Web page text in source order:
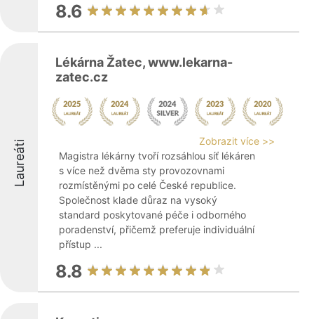
8.6
Laureáti
Lékárna Žatec, www.lekarna-
zatec.cz
Zobrazit více >>
Magistra lékárny tvoří rozsáhlou síť lékáren
s více než dvěma sty provozovnami
rozmístěnými po celé České republice.
Společnost klade důraz na vysoký
standard poskytované péče i odborného
poradenství, přičemž preferuje individuální
přístup ...
8.8